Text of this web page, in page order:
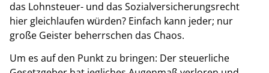
das Lohnsteuer- und das Sozialversicherungsrecht
hier gleichlaufen würden? Einfach kann jeder; nur
große Geister beherrschen das Chaos.
Um es auf den Punkt zu bringen: Der steuerliche